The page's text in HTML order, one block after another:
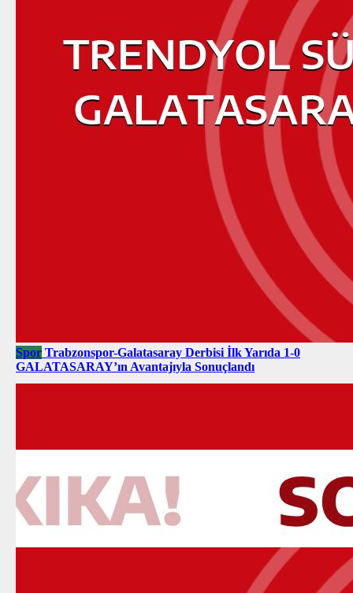
Spor Trabzonspor-Galatasaray Derbisi İlk Yarıda 1-0
GALATASARAY’ın Avantajıyla Sonuçlandı